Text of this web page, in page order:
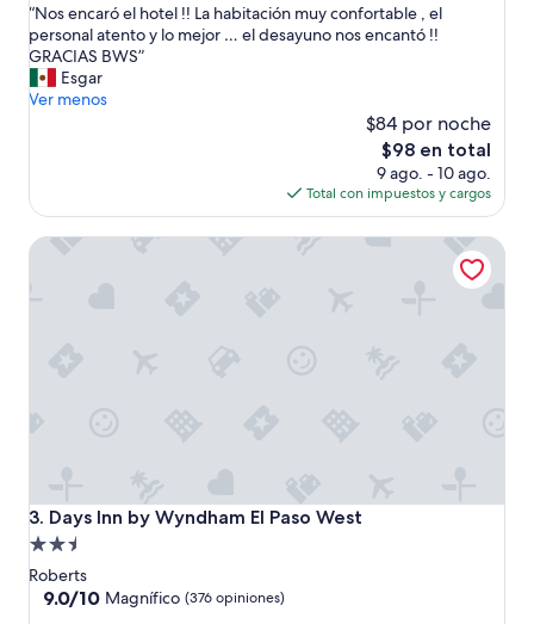
10,
Muy
bueno,
(718
opiniones)
“
N
o
s
e
ó
l
b
i
t
a
“Nos encaró el hotel !! La habitación muy confortable , el
personal atento y lo mejor … el desayuno nos encantó !!
GRACIAS BWS”
Esgar
Ver menos
$84 por noche
El
precio
actual
es
de
$98 en total
9 ago. - 10 ago.
Total con impuestos y cargos
3. Days Inn by Wyndham El Paso West
Days Inn by Wyndham El Paso West
Propiedad
de
2.5
Roberts
9.0
9.0/10 Magnífico (376 opiniones)
Days Inn by Wyndham El Paso West